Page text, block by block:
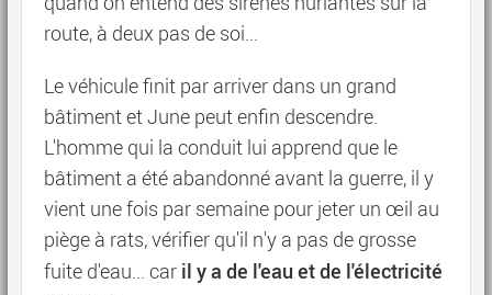
route, à deux pas de soi...
Le véhicule finit par arriver dans un grand
bâtiment et June peut enfin descendre.
L'homme qui la conduit lui apprend que le
bâtiment a été abandonné avant la guerre, il y
vient une fois par semaine pour jeter un œil au
piège à rats, vérifier qu'il n'y a pas de grosse
fuite d'eau... car il y a de l'eau et de l'électricité